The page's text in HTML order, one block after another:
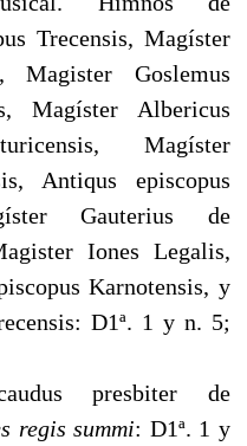
Trecensis, Magíster
Magister Goslemus
Magíster Albericus
Magíster
Antiqus episcopus
Gauterius de
Iones Legalis,
Karnotensis, y
D1ª. 1 y n. 5;
presbiter de
regis summi: D1ª. 1 y